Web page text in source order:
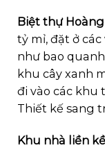
Biệt thự
tỷ mỉ, đặt ở
như bao
khu cây xanh
đi vào các khu
Thiết kế sang
Khu nhà liền